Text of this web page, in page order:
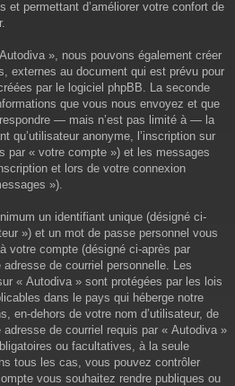
et permettant d’améliorer votre confort de
», nous pouvons également créer
externes au document qui est prévu pour
par le logiciel phpBB. La seconde
que vous nous envoyez et que
— mais n’est pas limité à — la
qu’utilisateur anonyme, l’inscription sur
par « votre compte ») et les messages
et lors de votre connexion
»).
un identifiant unique (désigné ci-
») et un mot de passe personnel vous
votre compte (désigné ci-après par
de courriel personnelle. Les
« Autodiva » sont protégées par les lois
dans le pays qui héberge notre
en-dehors de votre nom d’utilisateur, de
de courriel requis par « Autodiva »
ou facultatives, à la seule
tous les cas, vous pouvez contrôler
vous souhaitez rendre publiques ou